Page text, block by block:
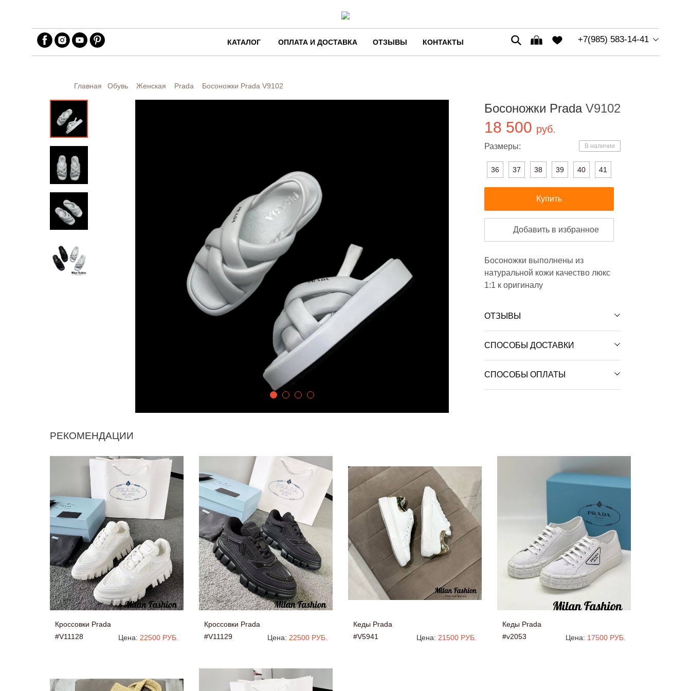
КАТАЛОГ ОПЛАТА И ДОСТАВКА ОТЗЫВЫ КОНТАКТЫ +7(985) 583-14-41
Главная Обувь Женская Prada Босоножки Prada V9102
Босоножки Prada V9102
18 500 руб.
В наличии
Размеры:
36 37 38 39 40 41
Купить
Добавить в избранное
Босоножки выполнены из
натуральной кожи качество люкс
1:1 к оригиналу
ОТЗЫВЫ
СПОСОБЫ ДОСТАВКИ
СПОСОБЫ ОПЛАТЫ
РЕКОМЕНДАЦИИ
Кроссовки Prada
#V11128
Цена: 22500 РУБ.
Кроссовки Prada
#V11129
Цена: 22500 РУБ.
Кеды Prada
#V5941
Цена: 21500 РУБ.
Кеды Prada
#v2053
Цена: 17500 РУБ.